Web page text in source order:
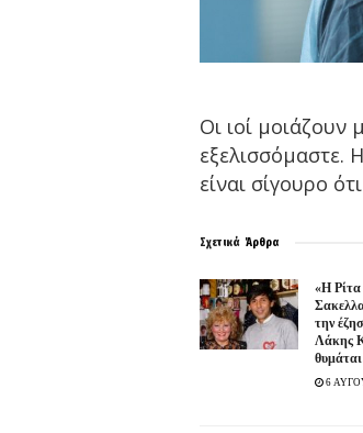
Οι ιοί μοιάζουν
εξελισσόμαστε.
είναι σίγουρο
Σχετικά Άρθρα
«Η Ρίτα
την
Λάκης
6